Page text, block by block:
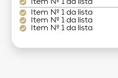
Item Nº 1 da lista
Item Nº 1 da lista
Item Nº 1 da lista
Item Nº 1 da lista